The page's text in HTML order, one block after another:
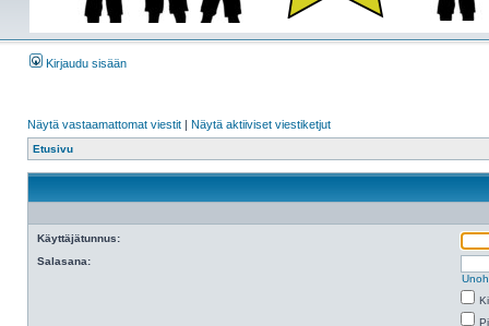
Kirjaudu sisään
Näytä vastaamattomat viestit | Näytä aktiiviset viestiketjut
Etusivu
Käyttäjätunnus:
Salasana: